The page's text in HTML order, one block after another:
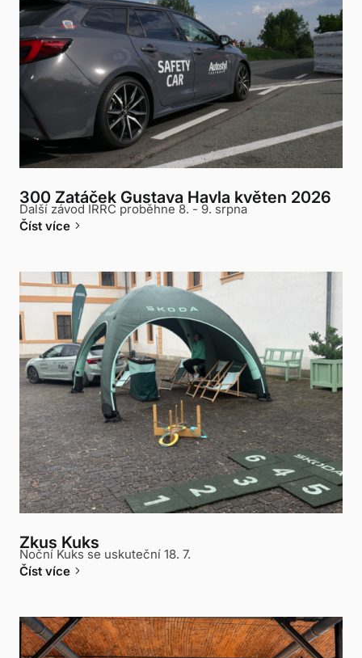
300 Zatáček Gustava Havla květen 2026
Další závod IRRC proběhne 8. - 9. srpna
Číst více keyboard_arrow_right
Zkus Kuks
Noční Kuks se uskuteční 18. 7.
Číst více keyboard_arrow_right